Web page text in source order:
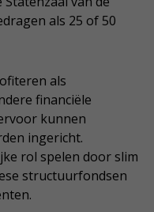
als 25 of 50
als
financiële
kunnen
ingericht.
rol spelen door slim
structuurfondsen